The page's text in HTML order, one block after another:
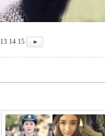
13 14 15